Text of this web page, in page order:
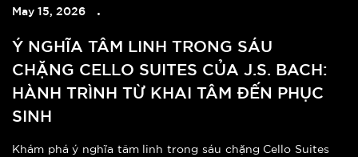
May 15, 2026
Ý NGHĨA TÂM LINH TRONG SÁU
CHẶNG CELLO SUITES CỦA J.S. BACH:
HÀNH TRÌNH TỪ KHAI TÂM ĐẾN PHỤC
SINH
Khám phá ý nghĩa tâm linh trong sáu chặng Cello Suites